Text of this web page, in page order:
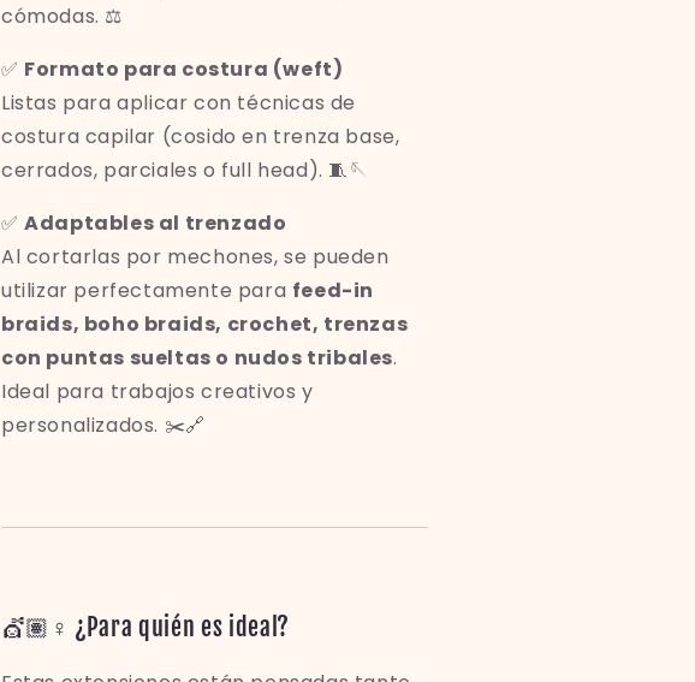
cómodas. ⚖️
✅ Formato para costura (weft)
Listas para aplicar con técnicas de
costura capilar (cosido en trenza base,
cerrados, parciales o full head). 🧵🪡
✅Adaptables al trenzado
Al cortarlas por mechones, se pueden
utilizar perfectamente para feed-in
braids, boho braids, crochet, trenzas
con puntas sueltas o nudos tribales.
Ideal para trabajos creativos y
personalizados. ✂️🔗
💇🏽♀️ ¿Para quién es ideal?